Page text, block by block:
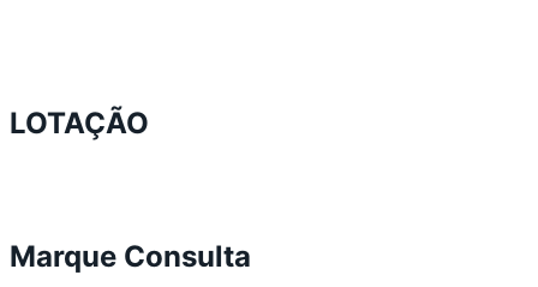
LOTAÇÃO
Marque Consulta